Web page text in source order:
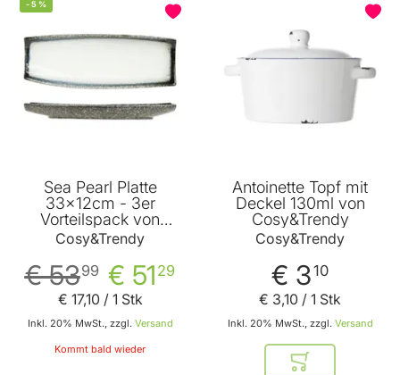
-5 %
Sea Pearl Platte
33x12cm - 3er
Vorteilspack von
Cosy&Trendy
Cosy&Trendy
€ 51 29
€ 5399
Inkl. 20% MwSt., zzgl. Versand
€ 17,10/ 1 Stk
Kommt bald wieder
Antoinette Topf mit
Deckel 130ml von
Cosy&Trendy
Cosy&Trendy
€ 310
Inkl. 20% MwSt., zzgl. Versand
€ 3,10 / 1 Stk
In den